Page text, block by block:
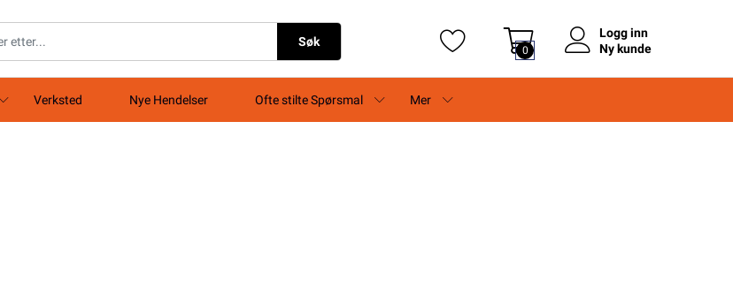
Søk
0
Logg inn
Ny kunde
Verksted Nye Hendelser Ofte stilte Spørsmal Mer